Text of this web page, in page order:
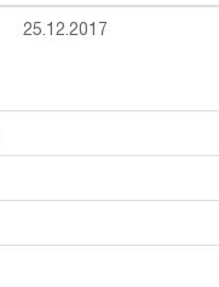
25.12.2017